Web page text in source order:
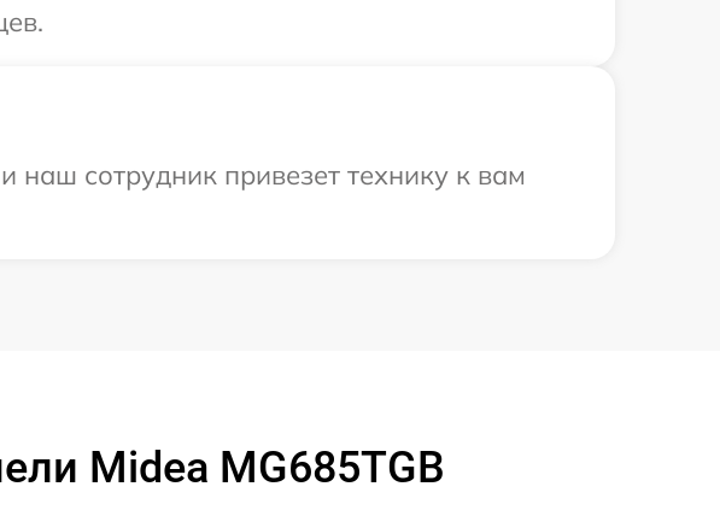
сотрудник привезет технику к вам
Midea MG685TGB